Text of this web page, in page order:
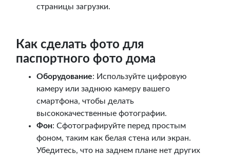
страницы загрузки.
Как сделать фото для
паспортного фото дома
Оборудование: Используйте цифровую
камеру или заднюю камеру вашего
смартфона, чтобы делать
высококачественные фотографии.
Фон: Сфотографируйте перед простым
фоном, таким как белая стена или экран.
Убедитесь, что на заднем плане нет других